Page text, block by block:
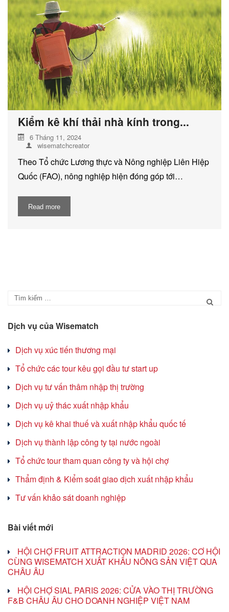
Kiểm kê khí thải nhà kính trong...
6 Tháng 11, 2024
wisematchcreator
Theo Tổ chức Lương thực và Nông nghiệp Liên Hiệp
Quốc (FAO), nông nghiệp hiện đóng góp tới…
Read more
Dịch vụ của Wisematch
Dịch vụ xúc tiến thương mại
Tổ chức các tour kêu gọi đầu tư start up
Dịch vụ tư vấn thâm nhập thị trường
Dịch vụ uỷ thác xuất nhập khẩu
Dịch vụ kê khai thuế và xuất nhập khẩu quốc tế
Dịch vụ thành lập công ty tại nước ngoài
Tổ chức tour tham quan công ty và hội chợ
Thẩm định & Kiểm soát giao dịch xuất nhập khẩu
Tư vấn khảo sát doanh nghiệp
Bài viết mới
HỘI CHỢ FRUIT ATTRACTION MADRID 2026: CƠ HỘI
CÙNG WISEMATCH XUẤT KHẨU NÔNG SẢN VIỆT QUA
CHÂU ÂU
HỘI CHỢ SIAL PARIS 2026: CỬA VÀO THỊ TRƯỜNG
F&B CHÂU ÂU CHO DOANH NGHIỆP VIỆT NAM
DỊCH VỤ KIỂM KÊ KHÍ THẢI NHÀ
KÍNH